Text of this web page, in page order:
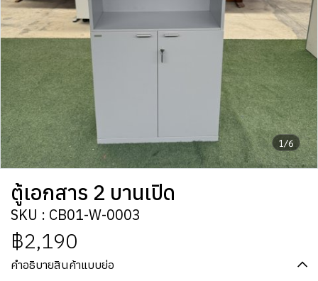
1/6
ตู้เอกสาร 2 บานเปิด
SKU : CB01-W-0003
฿2,190
คำอธิบายสินค้าแบบย่อ